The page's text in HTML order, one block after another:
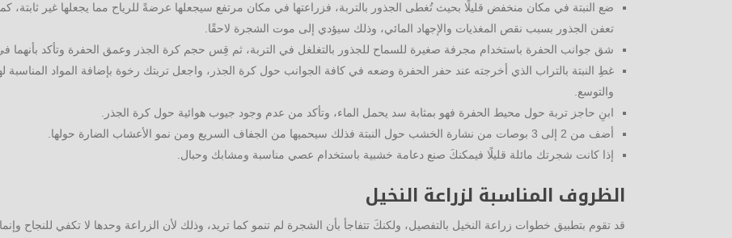
ضع النبتة في مكان منخفض قليلًا بحيث تُغطى الجذور بالتربة، فزراعتها في مكان مرتفع سيجعلها عرضةً للرياح مما يجعلها غير
تعفن الجذور بسبب نقص المغذيات والإجهاد المائي، وذلك سيؤدي إلى موت الشجرة لاحقًا.
شق جوانب الحفرة باستخدام مجرفة صغيرة للسماح للجذور بالتغلغل في التربة، ثم قِس حجم كرة الجذر وعمق الحفرة وتأكد بأنهما
غطِ النبتة بالتراب الذي أخرجته عند حفر الحفرة وضعه في كافة الجوانب حول كرة الجذر، واجعل تربتك رخوة بإضافة المواد المناسبة
والتوسع.
ابنِ حاجز تربة حول محيط الحفرة فهو بمثابة سد يحمل الماء، وتأكد من عدم وجود جيوب هوائية حول كرة الجذر.
أضف من 2 إلى 3 بوصات من نشارة الخشب حول النبتة فذلك سيحميها من الجفاف السريع ومن نمو الأعشاب الضارة حولها.
إذا كانت شجرتك مائلة قليلًا فيمكنكَ صنع دعامة خشبية باستخدام عصي مناسبة ومشابك وحبال.
الظروف المناسبة لزراعة النخيل
قد تقوم بتطبيق خطوات زراعة النخيل بالتفصيل، ولكنكَ تتفاجأ بأن الشجرة لم تنمو كما تريد، وذلك لأن الزراعة وحدها لا تكفي للنجاح